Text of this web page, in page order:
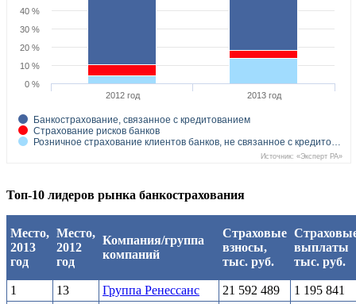
Банкострахование, связанное с кредитованием
Страхование рисков банков
Розничное страхование клиентов банков, не связанное с кредито…
2012 год 2013 год
0 %
10 %
20 %
30 %
40 %
Источник: «Эксперт РА»
Топ-10 лидеров рынка банкострахования
Место,
2013
год
Место,
2012
год
Компания/группа
компаний
Страховые
взносы,
тыс. руб.
выплаты
тыс. руб.
1 13 Группа Ренессанс 21 592 489 1 195 841